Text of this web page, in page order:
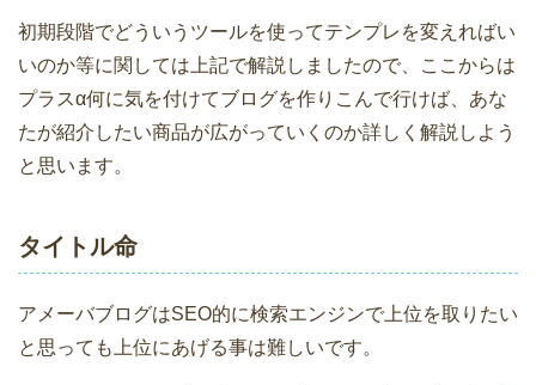
初期段階でどういうツールを使ってテンプレを変えればい
いのか等に関しては上記で解説しましたので、ここからは
プラスα何に気を付けてブログを作りこんで行けば、あな
たが紹介したい商品が広がっていくのか詳しく解説しよう
と思います。
タイトル命
アメーバブログはSEO的に検索エンジンで上位を取りたい
と思っても上位にあげる事は難しいです。